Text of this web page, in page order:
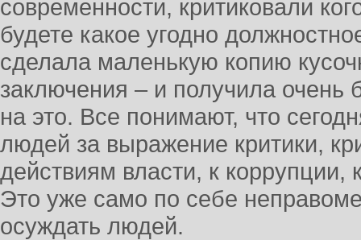
современности, критиковали
будете какое угодно
сделала маленькую копию
заключения – и получила очень
на это. Все понимают, что
людей за выражение критики,
действиям власти, к коррупции,
Это уже само по себе
осуждать людей.